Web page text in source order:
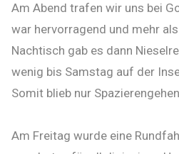
Am Abend trafen wir uns bei
war hervorragend und mehr
Nachtisch gab es dann
wenig bis Samstag auf der
Somit blieb nur
Am Freitag wurde eine